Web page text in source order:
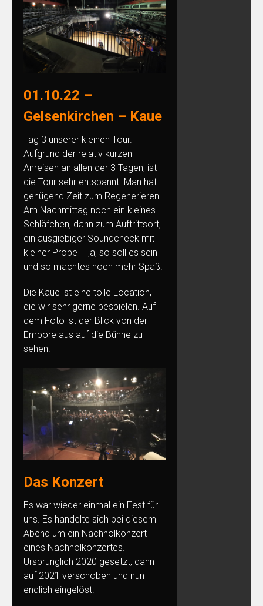
01.10.22 –
Gelsenkirchen – Kaue
Tag 3 unserer kleinen Tour.
Aufgrund der relativ kurzen
Anreisen an allen der 3 Tagen, ist
die Tour sehr entspannt. Man hat
genügend Zeit zum Regenerieren.
Am Nachmittag noch ein kleines
Schläfchen, dann zum Auftrittsort,
ein ausgiebiger Soundcheck mit
kleiner Probe – ja, so soll es sein
und so machtes noch mehr Spaß.
Die Kaue ist eine tolle Location,
die wir sehr gerne bespielen. Auf
dem Foto ist der Blick von der
Empore aus auf die Bühne zu
sehen.
Das Konzert
Es war wieder einmal ein Fest für
uns. Es handelte sich bei diesem
Abend um ein Nachholkonzert
eines Nachholkonzertes.
Ursprünglich 2020 gesetzt, dann
auf 2021 verschoben und nun
endlich eingelöst.